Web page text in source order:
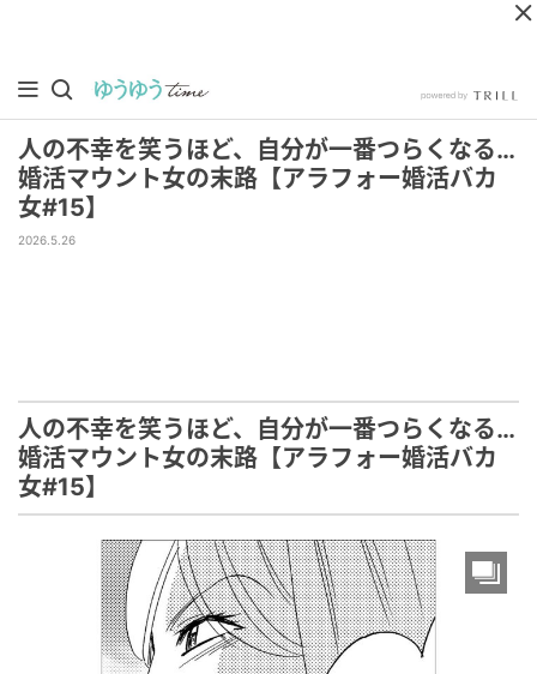
人の不幸を笑うほど、自分が一番つらくなる…
婚活マウント女の末路【アラフォー婚活バカ
女#15】
2026.5.26
人の不幸を笑うほど、自分が一番つらくなる…
婚活マウント女の末路【アラフォー婚活バカ
女#15】